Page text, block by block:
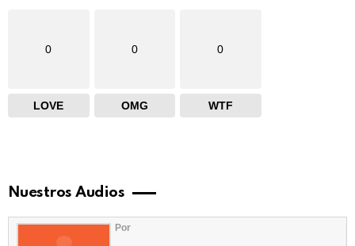
0
LOVE
0
OMG
0
WTF
Nuestros Audios